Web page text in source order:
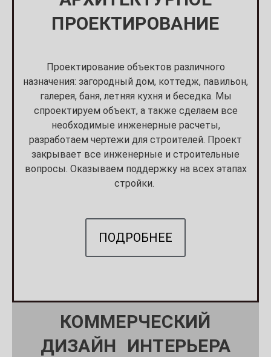
ПРОЕКТИРОВАНИЕ
Проектирование объектов различного
назначения: загородный дом, коттедж, павильон,
галерея, баня, летняя кухня и беседка. Мы
спроектируем объект, а также сделаем все
необходимые инженерные расчеты,
разработаем чертежи для строителей. Проект
закрывает все инженерные и строительные
вопросы. Оказываем поддержку на всех этапах
стройки.
ПОДРОБНЕЕ
КОММЕРЧЕСКИЙ
ДИЗАЙН ИНТЕРЬЕРА